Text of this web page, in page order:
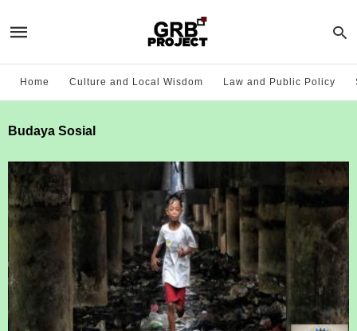
Home Culture and Local Wisdom Law and Public Policy
Budaya Sosial